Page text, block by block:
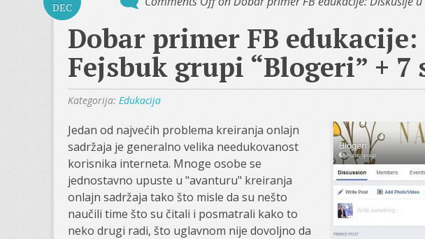
DEC
Dobar primer FB
Fejsbuk grupi “Blogeri” + 7
Kategorija: Edukacija
Jedan od najvećih problema kreiranja onlajn
sadržaja je generalno velika needukovanost
korisnika interneta. Mnoge osobe se
jednostavno upuste u "avanturu" kreiranja
onlajn sadržaja tako što misle da su nešto
naučili time što su čitali i posmatrali kako to
neko drugi radi, što uglavnom nije dovoljno da